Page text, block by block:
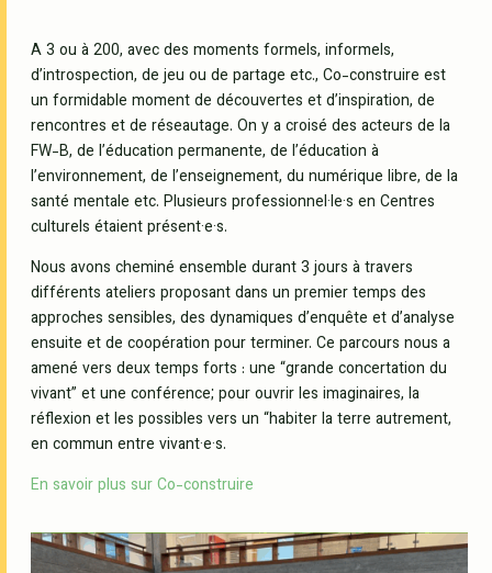
A 3 ou à 200, avec des moments formels, informels,
d’introspection, de jeu ou de partage etc., Co-construire est
un formidable moment de découvertes et d’inspiration, de
rencontres et de réseautage. On y a croisé des acteurs de la
FW-B, de l’éducation permanente, de l’éducation à
l’environnement, de l’enseignement, du numérique libre, de la
santé mentale etc. Plusieurs professionnel·le·s en Centres
culturels étaient présent·e·s.
Nous avons cheminé ensemble durant 3 jours à travers
différents ateliers proposant dans un premier temps des
approches sensibles, des dynamiques d’enquête et d’analyse
ensuite et de coopération pour terminer. Ce parcours nous a
amené vers deux temps forts : une “grande concertation du
vivant” et une conférence; pour ouvrir les imaginaires, la
réflexion et les possibles vers un “habiter la terre autrement,
en commun entre vivant·e·s.
En savoir plus sur Co-construire